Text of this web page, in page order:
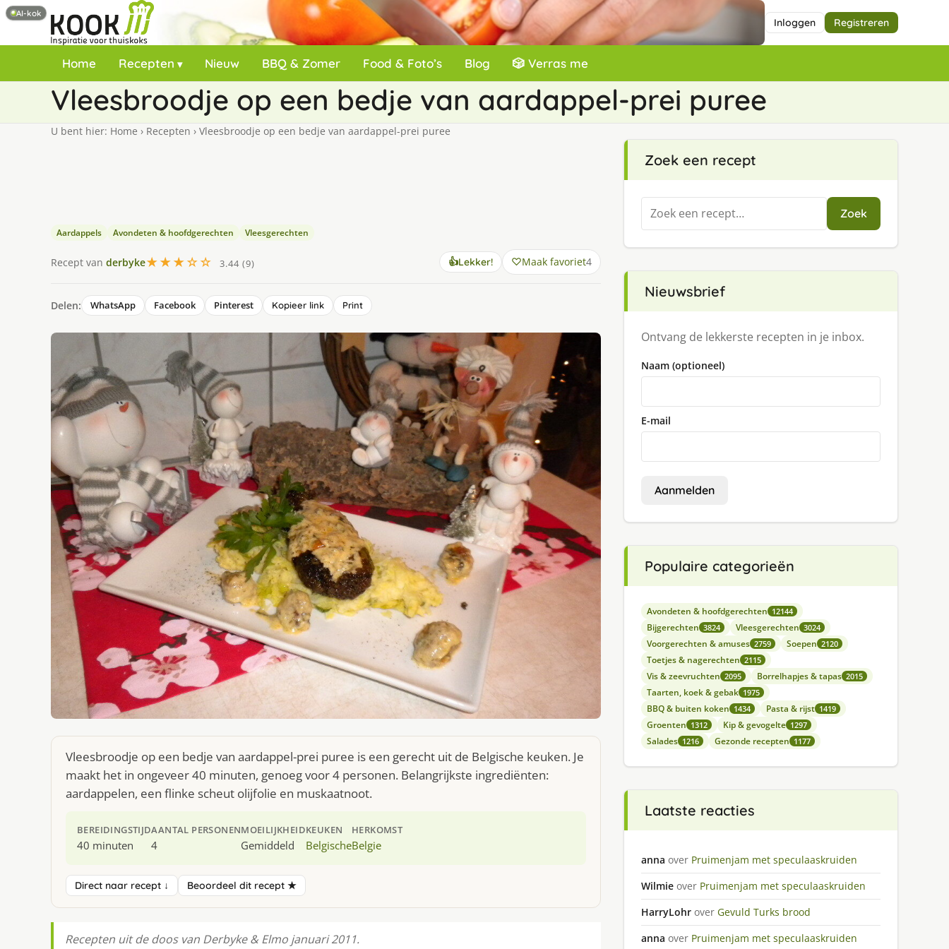
Inloggen Registreren
Home Recepten Nieuw BBQ & Zomer Food & Foto’s Blog 🎲 Verras me
Vleesbroodje op een bedje van aardappel-prei puree
U bent hier: Home › Recepten › Vleesbroodje op een bedje van aardappel-prei puree
Aardappels Avondeten & hoofdgerechten Vleesgerechten
Recept van derbyke★★★☆☆ 3.44 (9) 👍Lekker! Maak favoriet4
Delen: WhatsApp Facebook Pinterest Kopieer link Print
Vleesbroodje op een bedje van aardappel-prei puree is een gerecht uit de Belgische keuken. Je
maakt het in ongeveer 40 minuten, genoeg voor 4 personen. Belangrijkste ingrediënten:
aardappelen, een flinke scheut olijfolie en muskaatnoot.
BEREIDINGSTIJD
40 minuten
AANTAL PERSONEN
4
MOEILIJKHEID
Gemiddeld
KEUKEN
Belgische
HERKOMST
Belgie
Direct naar recept ↓ Beoordeel dit recept ★
Recepten uit de doos van Derbyke & Elmo januari 2011.
Zoek een recept
Zoeken
naar:
Zoek
Nieuwsbrief
Ontvang de lekkerste recepten in je inbox.
Naam (optioneel)
E-mail
Aanmelden
Populaire categorieën
Avondeten & hoofdgerechten 12144
Bijgerechten 3824 Vleesgerechten 3024
Voorgerechten & amuses 2759 Soepen 2120
Toetjes & nagerechten 2115
Vis & zeevruchten 2095 Borrelhapjes & tapas 2015
Taarten, koek & gebak 1975
BBQ & buiten koken 1434 Pasta & rijst 1419
Groenten 1312 Kip & gevogelte 1297
Salades 1216 Gezonde recepten 1177
Laatste reacties
anna over Pruimenjam met speculaaskruiden
Wilmie over Pruimenjam met speculaaskruiden
HarryLohr over Gevuld Turks brood
anna over Pruimenjam met speculaaskruiden
AI-kok